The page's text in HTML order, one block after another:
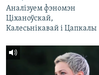
Аналізуем фэномэн
Ціханоўскай,
Калесьнікавай і Цапкалы